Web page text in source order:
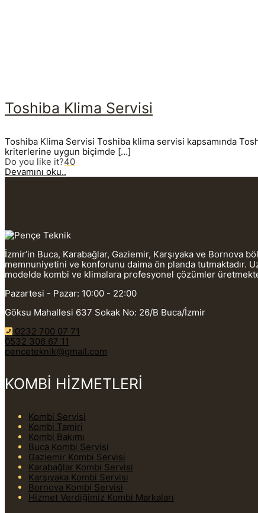
Toshiba Klima Servisi
Toshiba Klima Servisi Toshiba klima servisi kapsamında
kriterlerine uygun biçimde […]
Do you like it?40
Devamını oku..
İzmir’in Buca, Karabağlar, Gaziemir, Karşıyaka ve
memnuniyetini ve konforunu daima ön planda tutmaktadır.
modelde kombi ve klimalara profesyonel çözümler
Pazartesi - Pazar: 10:00 - 22:00
Göksu Mahallesi 637 Sokak No: 26/B Buca/İzmir
0232 700 07 71
0532 306 67 11
penceteknik@gmail.com
KOMBİ HİZMETLERİ
Kombi Servisi
Kombi Tamiri
Kombi Bakımı
Buca Kombi Servisi
Gaziemir Kombi Servisi
Karabağlar Kombi Servisi
Karşıyaka Kombi Servisi
Bornova Kombi Servisi
Hizmet Verdiğimiz Kombi Markaları